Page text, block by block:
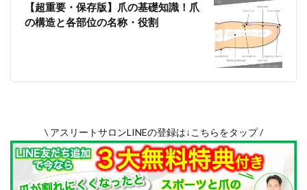
【超重要・保存版】爪の基礎知識！爪
の構造と各部位の名称・役割
\ アスリートサロンLINEの登録は↓こちらをタップ /